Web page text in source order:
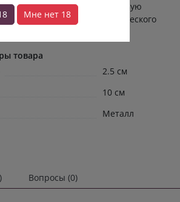
Мне нет 18
стали, привносит в интимную
особую эстетику футуристического
товара
2.5 см
10 см
Металл
Вопросы (0)